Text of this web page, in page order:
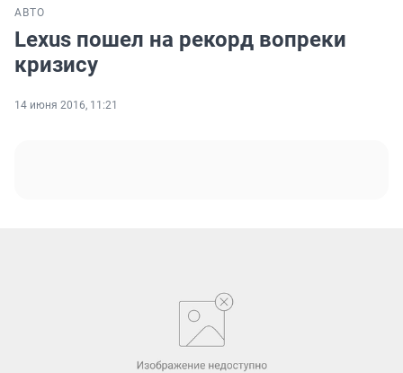
АВТО
Lexus пошел на рекорд вопреки
кризису
14 июня 2016, 11:21